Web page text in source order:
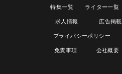
特集一覧 ライター一覧
求人情報 広告掲載
プライバシーポリシー
免責事項 会社概要